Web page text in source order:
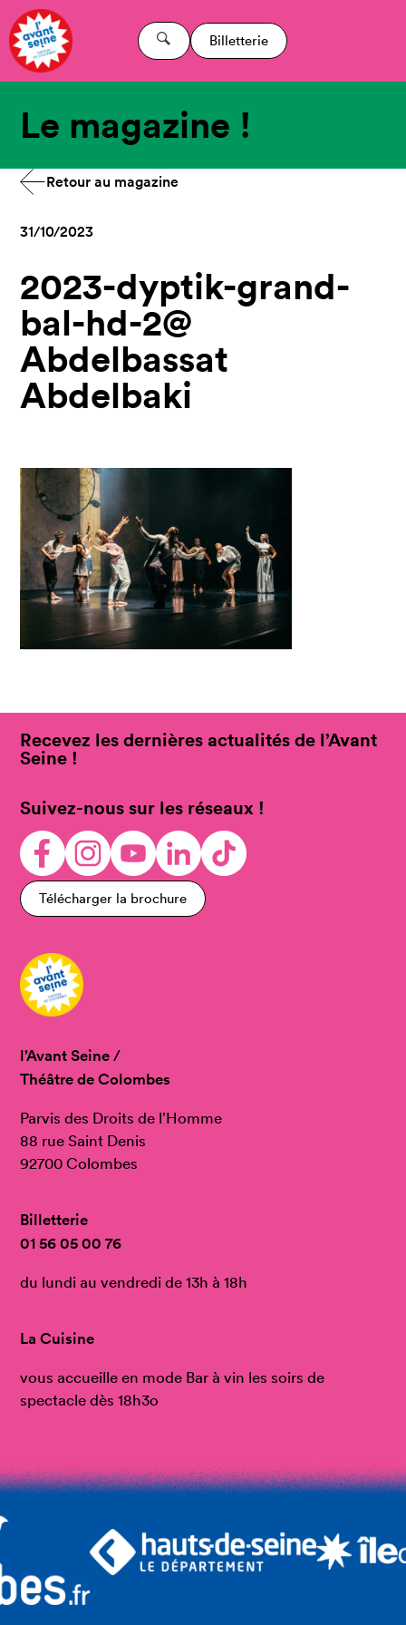
Billetterie
Le magazine !
Retour au magazine
31/10/2023
2023-dyptik-grand-
bal-hd-2@
Abdelbassat
Abdelbaki
Recevez les dernières actualités de l’Avant
Seine !
Suivez-nous sur les réseaux !
Télécharger la brochure
l’Avant Seine /
Théâtre de Colombes
Parvis des Droits de l’Homme
88 rue Saint Denis
92700 Colombes
Billetterie
01 56 05 00 76
du lundi au vendredi de 13h à 18h
La Cuisine
vous accueille en mode Bar à vin les soirs de
spectacle dès 18h3o